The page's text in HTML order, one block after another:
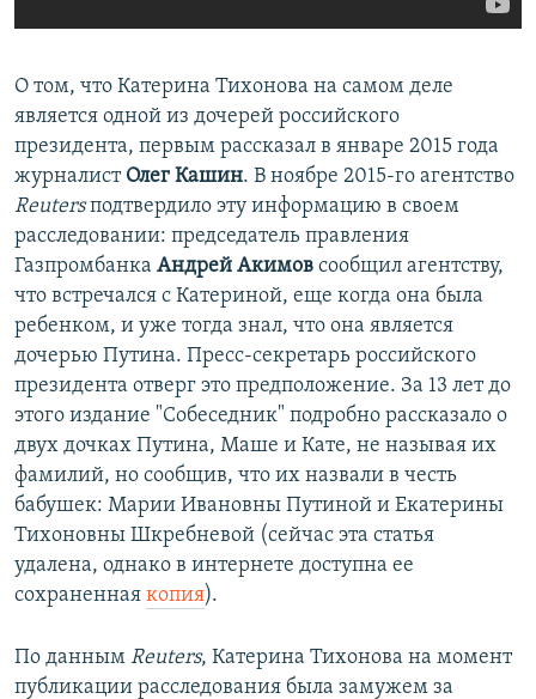
О том, что Катерина Тихонова на самом деле
является одной из дочерей российского
президента, первым рассказал в январе 2015 года
журналист Олег Кашин. В ноябре 2015-го агентство
Reutersподтвердило эту информацию в своем
расследовании: председатель правления
Газпромбанка Андрей Акимов сообщил агентству,
что встречался с Катериной, еще когда она была
ребенком, и уже тогда знал, что она является
дочерью Путина. Пресс-секретарь российского
президента отверг это предположение. За 13 лет до
этого издание "Собеседник" подробно рассказало о
двух дочках Путина, Маше и Кате, не называя их
фамилий, но сообщив, что их назвали в честь
бабушек: Марии Ивановны Путиной и Екатерины
Тихоновны Шкребневой (сейчас эта статья
удалена, однако в интернете доступна ее
сохраненная копия).
По данным Reuters, Катерина Тихонова на момент
публикации расследования была замужем за